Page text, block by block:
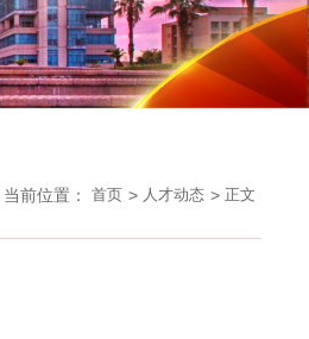
当前位置： 首页 > 人才动态 > 正文